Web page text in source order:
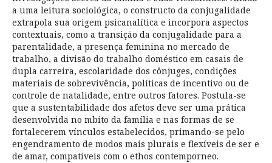
a uma leitura sociológica, o constructo da conjugalidade
extrapola sua origem psicanalítica e incorpora aspectos
contextuais, como a transição da conjugalidade para a
parentalidade, a presença feminina no mercado de
trabalho, a divisão do trabalho doméstico em casais de
dupla carreira, escolaridade dos cônjuges, condições
materiais de sobrevivência, políticas de incentivo ou de
controle de natalidade, entre outros fatores. Postula-se
que a sustentabilidade dos afetos deve ser uma prática
desenvolvida no mbito da família e nas formas de se
fortalecerem vínculos estabelecidos, primando-se pelo
engendramento de modos mais plurais e flexíveis de ser e
de amar, compatíveis com o ethos contemporneo.